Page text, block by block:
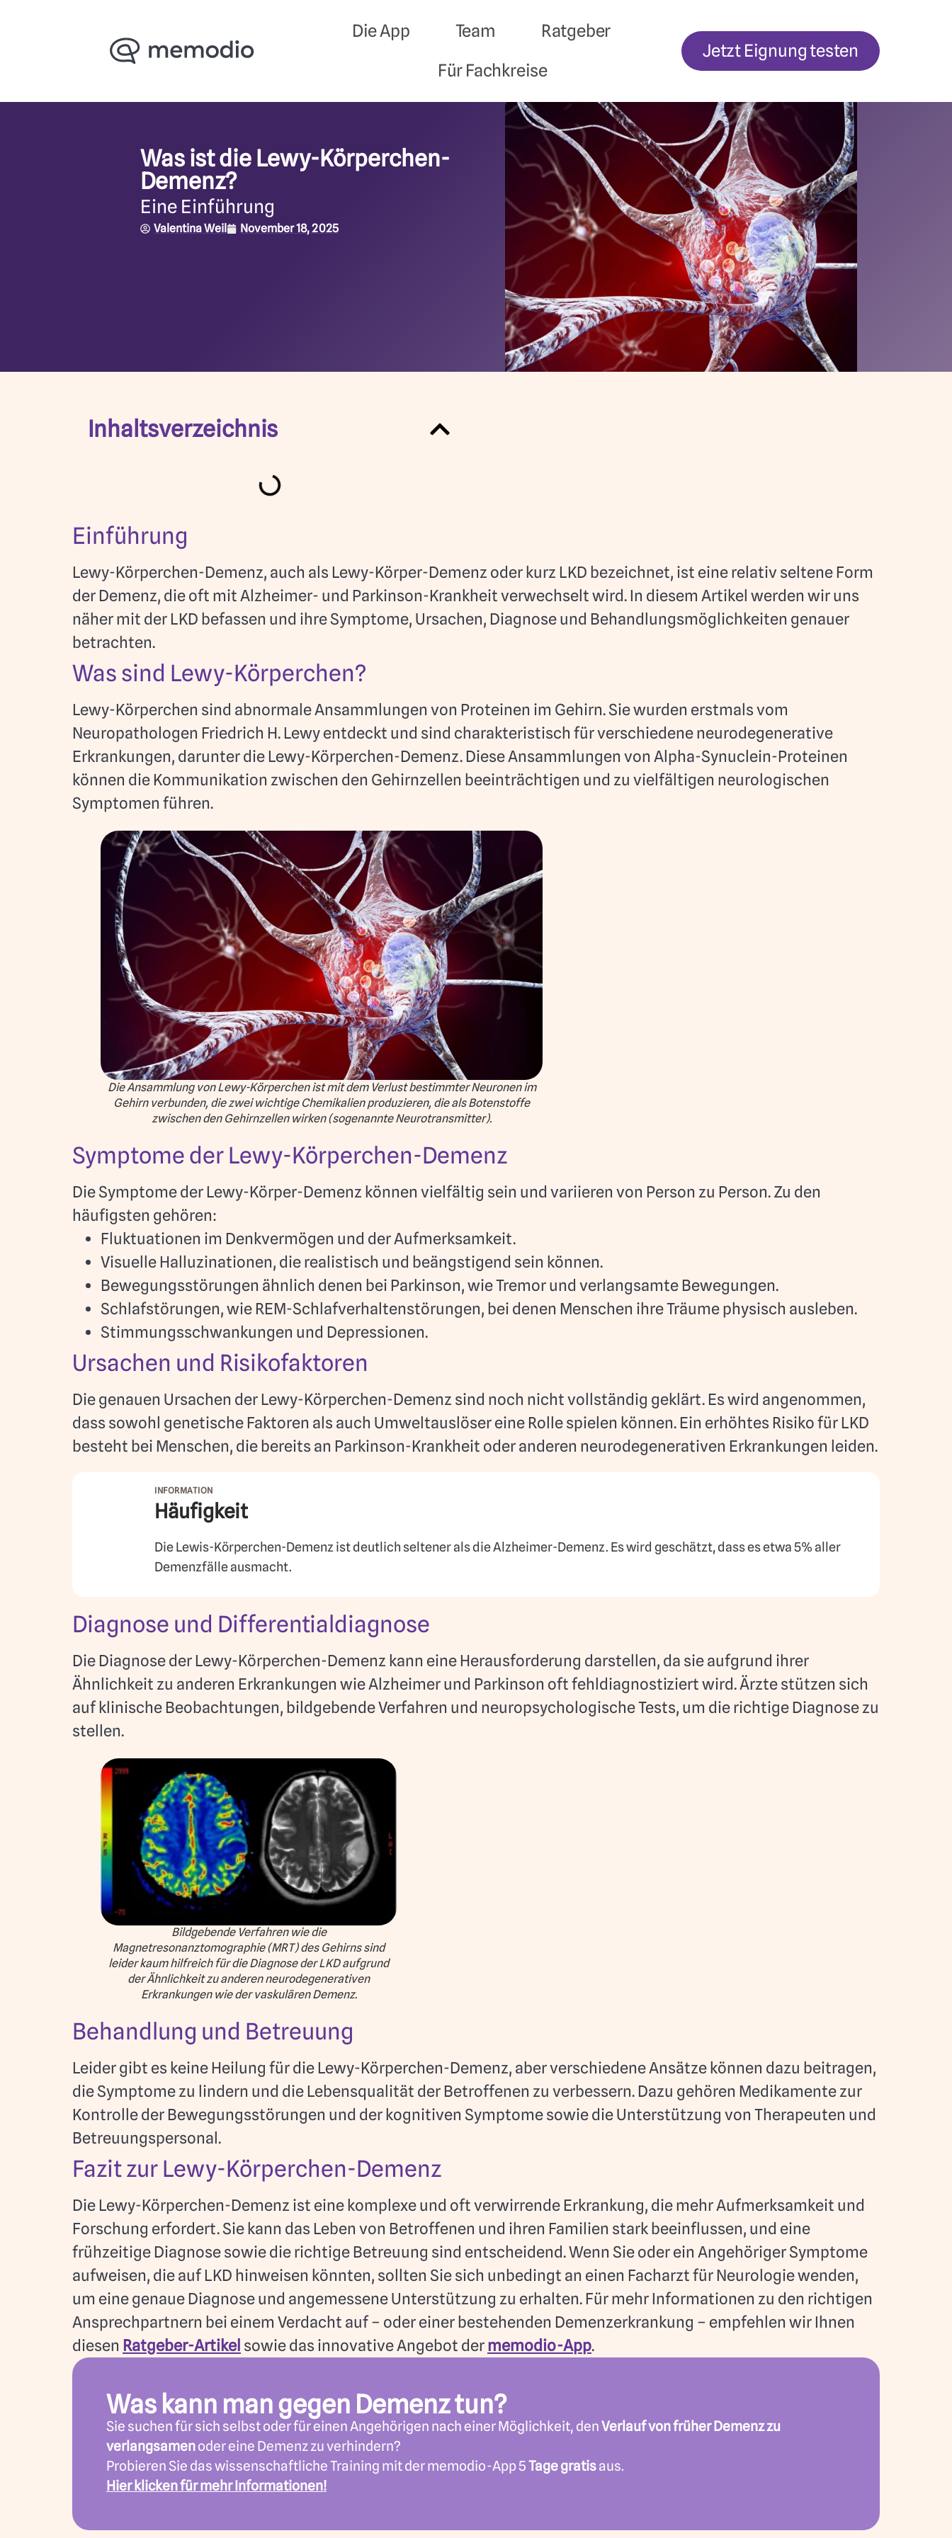
Die App Team
Ratgeber
Für Fachkreise
Jetzt Eignung testen
Was ist die Lewy-Körperchen-
Demenz?
Eine Einführung
Valentina Weil November 18, 2025
Inhaltsverzeichnis
Einführung
Lewy-Körperchen-Demenz, auch als Lewy-Körper-Demenz oder kurz LKD bezeichnet, ist eine relativ seltene Form
der Demenz, die oft mit Alzheimer- und Parkinson-Krankheit verwechselt wird. In diesem Artikel werden wir uns
näher mit der LKD befassen und ihre Symptome, Ursachen, Diagnose und Behandlungsmöglichkeiten genauer
betrachten.
Was sind Lewy-Körperchen?
Lewy-Körperchen sind abnormale Ansammlungen von Proteinen im Gehirn. Sie wurden erstmals vom
Neuropathologen Friedrich H. Lewy entdeckt und sind charakteristisch für verschiedene neurodegenerative
Erkrankungen, darunter die Lewy-Körperchen-Demenz. Diese Ansammlungen von Alpha-Synuclein-Proteinen
können die Kommunikation zwischen den Gehirnzellen beeinträchtigen und zu vielfältigen neurologischen
Symptomen führen.
Die Ansammlung von Lewy-Körperchen ist mit dem Verlust bestimmter Neuronen im
Gehirn verbunden, die zwei wichtige Chemikalien produzieren, die als Botenstoffe
zwischen den Gehirnzellen wirken (sogenannte Neurotransmitter).
Symptome der Lewy-Körperchen-Demenz
Die Symptome der Lewy-Körper-Demenz können vielfältig sein und variieren von Person zu Person. Zu den
häufigsten gehören:
Fluktuationen im Denkvermögen und der Aufmerksamkeit.
Visuelle Halluzinationen, die realistisch und beängstigend sein können.
Bewegungsstörungen ähnlich denen bei Parkinson, wie Tremor und verlangsamte Bewegungen.
Schlafstörungen, wie REM-Schlafverhaltenstörungen, bei denen Menschen ihre Träume physisch ausleben.
Stimmungsschwankungen und Depressionen.
Ursachen und Risikofaktoren
Die genauen Ursachen der Lewy-Körperchen-Demenz sind noch nicht vollständig geklärt. Es wird angenommen,
dass sowohl genetische Faktoren als auch Umweltauslöser eine Rolle spielen können. Ein erhöhtes Risiko für LKD
besteht bei Menschen, die bereits an Parkinson-Krankheit oder anderen neurodegenerativen Erkrankungen leiden.
Häufigkeit
Die Lewis-Körperchen-Demenz ist deutlich seltener als die Alzheimer-Demenz. Es wird geschätzt, dass es etwa 5% aller
Demenzfälle ausmacht.
Diagnose und Differentialdiagnose
Die Diagnose der Lewy-Körperchen-Demenz kann eine Herausforderung darstellen, da sie aufgrund ihrer
Ähnlichkeit zu anderen Erkrankungen wie Alzheimer und Parkinson oft fehldiagnostiziert wird. Ärzte stützen sich
auf klinische Beobachtungen, bildgebende Verfahren und neuropsychologische Tests, um die richtige Diagnose zu
stellen.
Bildgebende Verfahren wie die
Magnetresonanztomographie (MRT) des Gehirns sind
leider kaum hilfreich für die Diagnose der LKD aufgrund
der Ähnlichkeit zu anderen neurodegenerativen
Erkrankungen wie der vaskulären Demenz.
Behandlung und Betreuung
Leider gibt es keine Heilung für die Lewy-Körperchen-Demenz, aber verschiedene Ansätze können dazu beitragen,
die Symptome zu lindern und die Lebensqualität der Betroffenen zu verbessern. Dazu gehören Medikamente zur
Kontrolle der Bewegungsstörungen und der kognitiven Symptome sowie die Unterstützung von Therapeuten und
Betreuungspersonal.
Fazit zur Lewy-Körperchen-Demenz
Die Lewy-Körperchen-Demenz ist eine komplexe und oft verwirrende Erkrankung, die mehr Aufmerksamkeit und
Forschung erfordert. Sie kann das Leben von Betroffenen und ihren Familien stark beeinflussen, und eine
frühzeitige Diagnose sowie die richtige Betreuung sind entscheidend. Wenn Sie oder ein Angehöriger Symptome
aufweisen, die auf LKD hinweisen könnten, sollten Sie sich unbedingt an einen Facharzt für Neurologie wenden,
um eine genaue Diagnose und angemessene Unterstützung zu erhalten. Für mehr Informationen zu den richtigen
Ansprechpartnern bei einem Verdacht auf – oder einer bestehenden Demenzerkrankung – empfehlen wir Ihnen
diesen Ratgeber-Artikel sowie das innovative Angebot dermemodio-App.
Was kann man gegen Demenz tun?
Sie suchen für sich selbst oder für einen Angehörigen nach einer Möglichkeit, denVerlauf von früher Demenz zu
verlangsamenoder eine Demenz zu verhindern?
Probieren Sie das wissenschaftliche Training mit der memodio-App 5Tage gratisaus.
Hier klicken für mehr Informationen!